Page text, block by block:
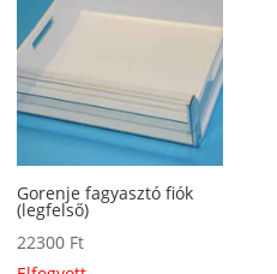
Gorenje fagyasztó fiók
(legfelső)
22300 Ft